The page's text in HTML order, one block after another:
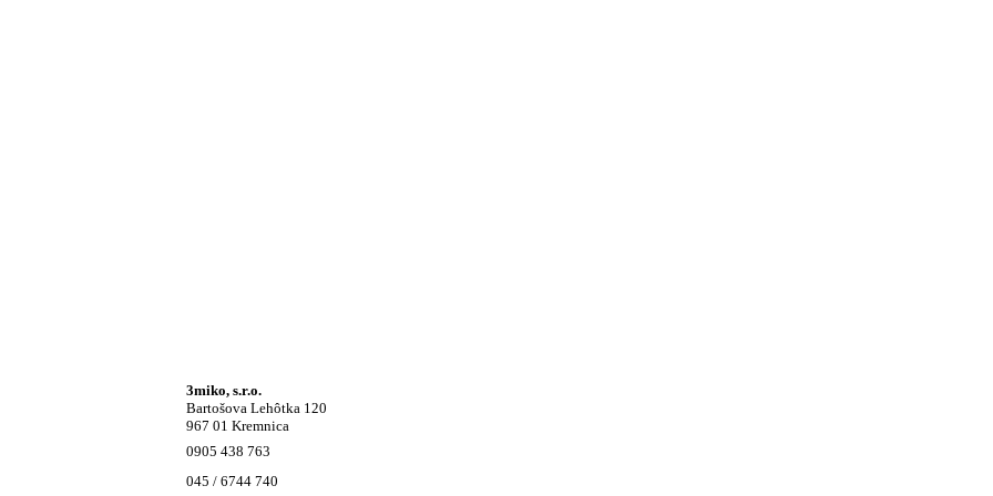
3miko, s.r.o.
Bartošova Lehôtka 120
967 01 Kremnica
0905 438 763
045 / 6744 740